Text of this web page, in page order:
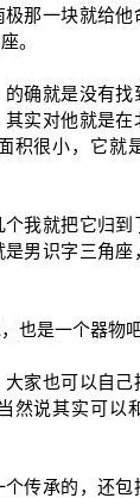
那一块就给他
。
确就是没有
实对他就是在
积很小，它就
我就把它归到
男识字三角
也是一个器物吧
家也可以自
然说其实可以
传承的，还包